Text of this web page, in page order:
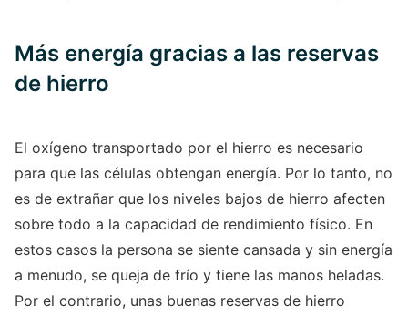
Más energía gracias a las reservas
de hierro
El oxígeno transportado por el hierro es necesario
para que las células obtengan energía. Por lo tanto, no
es de extrañar que los niveles bajos de hierro afecten
sobre todo a la capacidad de rendimiento físico. En
estos casos la persona se siente cansada y sin energía
a menudo, se queja de frío y tiene las manos heladas.
Por el contrario, unas buenas reservas de hierro